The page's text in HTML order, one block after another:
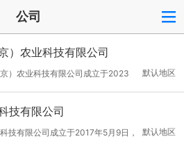
公司
）农业科技有限公司
默认地区
）农业科技有限公司成立于2023
业种植与绿色生态发展的现代化企业。公司拥
种植基地，配备先进的种植技术和科学管理
和广大消费者提供新鲜、安全、健康的高质量
技有限公司
默认地区
技有限公司成立于2017年5月9日，